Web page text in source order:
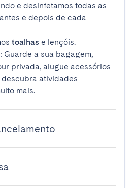
e desinfetamos todas as
e depois de cada
toalhas e lençóis.
: Guarde a sua bagagem,
privada, alugue acessórios
atividades
mais.